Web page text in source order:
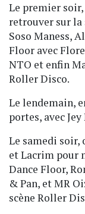
Le premier
retrouver sur la
Soso Maness,
Floor avec
NTO et enfin
Roller Disco.
Le lendemain,
portes, avec
Le samedi soir,
et Lacrim pour
Dance Floor,
& Pan, et MR
scène Roller